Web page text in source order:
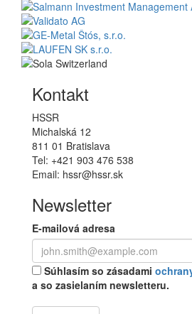
Kontakt
HSSR
Michalská 12
811 01 Bratislava
Tel: +421 903 476 538
Email: hssr@hssr.sk
Newsletter
E-mailová adresa
Súhlasím so zásadami
a so zasielaním newsletteru.